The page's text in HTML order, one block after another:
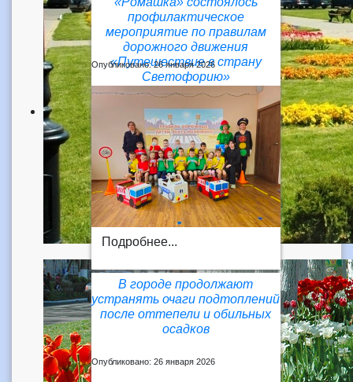
профилактическое
мероприятие по правилам
дорожного движения
«Путешествие в страну
Светофорию»
Опубликовано: 26 января 2026
Подробнее...
В городе продолжают
устранять очаги подтоплений
после оттепели и обильных
осадков
Опубликовано: 26 января 2026